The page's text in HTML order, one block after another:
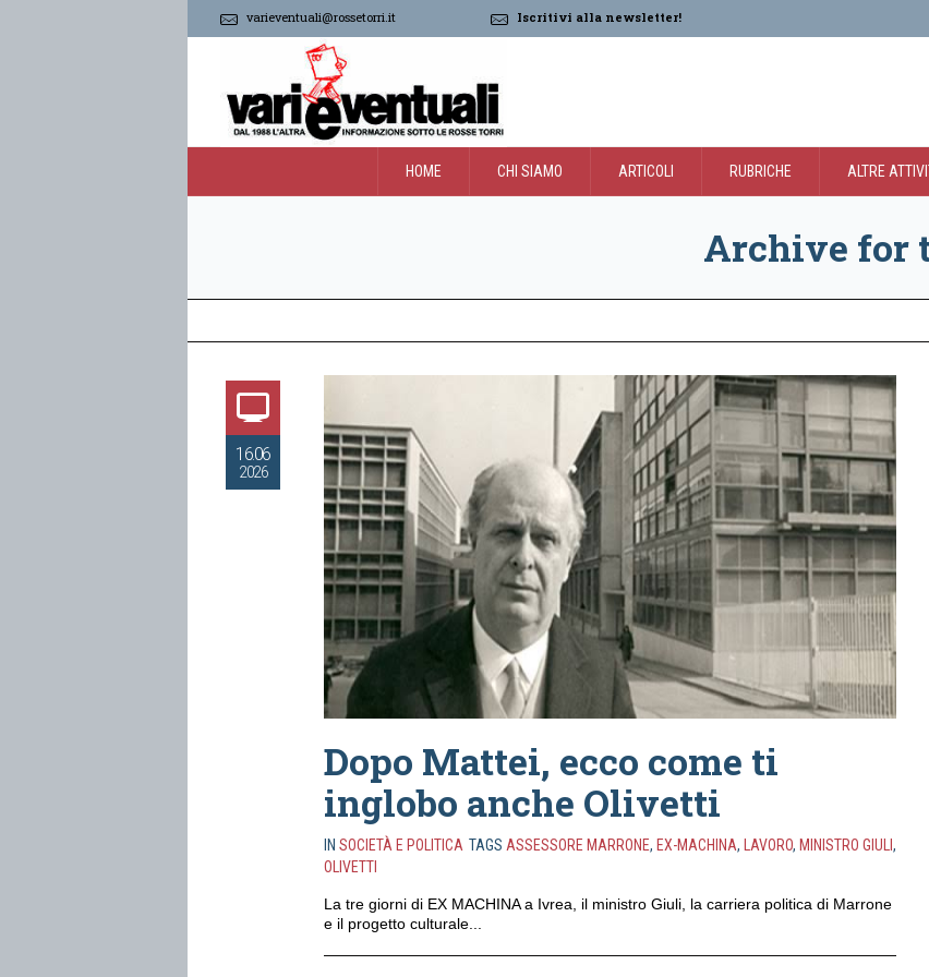
varieventuali@rossetorri.it Iscritivi alla newsletter!
HOME CHI SIAMO ARTICOLI RUBRICHE ALTRE
Archive for
16.06
2026
Dopo Mattei, ecco come ti
inglobo anche Olivetti
IN SOCIETÀ E POLITICA TAGS ASSESSORE MARRONE, EX-MACHINA, LAVORO, MINISTRO GIULI ,
OLIVETTI
La tre giorni di EX MACHINA a Ivrea, il ministro Giuli, la carriera politica di Marrone
e il progetto culturale...